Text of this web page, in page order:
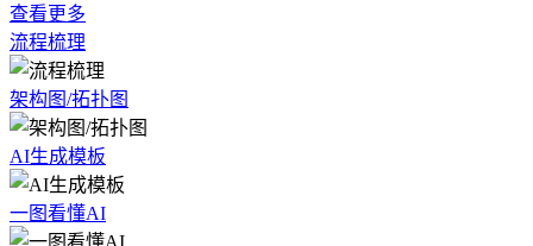
查看更多
流程梳理
架构图/拓扑图
AI生成模板
一图看懂AI